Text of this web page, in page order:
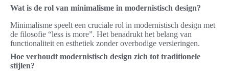
Wat is de rol van minimalisme in modernistisch design?
Minimalisme speelt een cruciale rol in modernistisch design met
de filosofie “less is more”. Het benadrukt het belang van
functionaliteit en esthetiek zonder overbodige versieringen.
Hoe verhoudt modernistisch design zich tot traditionele
stijlen?